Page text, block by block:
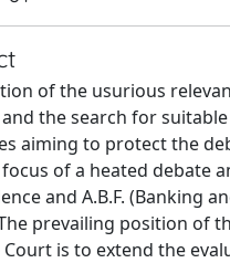
of the usurious
the search for
aiming to protect the
of a heated debate
and A.B.F. (Banking
prevailing position of
Court is to extend the